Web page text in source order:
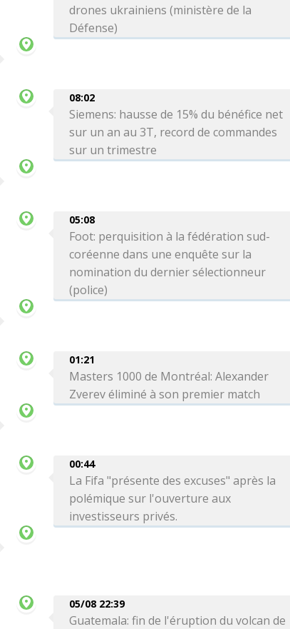
drones ukrainiens (ministère de la
Défense)
08:02
Siemens: hausse de 15% du bénéfice net
sur un an au 3T, record de commandes
sur un trimestre
05:08
Foot: perquisition à la fédération sud-
coréenne dans une enquête sur la
nomination du dernier sélectionneur
(police)
01:21
Masters 1000 de Montréal: Alexander
Zverev éliminé à son premier match
00:44
La Fifa "présente des excuses" après la
polémique sur l'ouverture aux
investisseurs privés.
05/08 22:39
Guatemala: fin de l'éruption du volcan de